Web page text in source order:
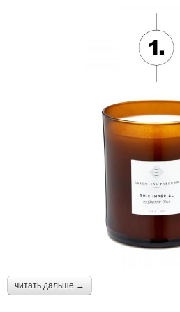
Осенние аксессуары
Осенние атрибуты
рамке
читать дальше →